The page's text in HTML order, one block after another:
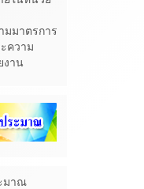
มมาตรการ
ความ
งาน
มาณ